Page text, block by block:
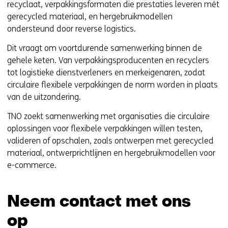
v
e
r
w
i
j
s
a
a
r
e
n
recyclaat, verpakkingsformaten die prestaties leveren mét
gerecycled materiaal, en hergebruikmodellen
ondersteund door reverse logistics.
Dit vraagt om voortdurende samenwerking binnen de
gehele keten. Van verpakkingsproducenten en recyclers
tot logistieke dienstverleners en merkeigenaren, zodat
circulaire flexibele verpakkingen de norm worden in plaats
van de uitzondering.
TNO zoekt samenwerking met organisaties die circulaire
oplossingen voor flexibele verpakkingen willen testen,
valideren of opschalen, zoals ontwerpen met gerecycled
materiaal, ontwerprichtlijnen en hergebruikmodellen voor
e-commerce.
Neem contact met ons
op